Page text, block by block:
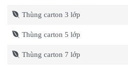
Thùng carton 3 lớp
Thùng carton 5 lớp
Thùng carton 7 lớp